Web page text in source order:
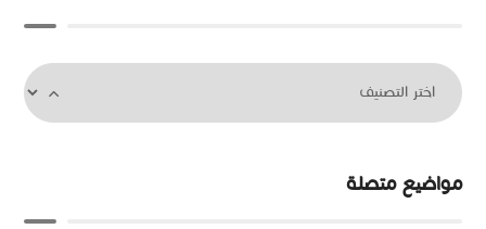
مواضيع متصلة